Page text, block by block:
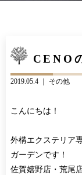
お問い合
CENO
2019.05.4 ｜ その他
こんにちは！
外構エクステリア
ガーデンです！
佐賀嬉野店・荒尾